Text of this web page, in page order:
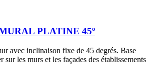
PLATINE 45º
avec inclinaison fixe de 45 degrés. Base
sur les murs et les façades des établissements